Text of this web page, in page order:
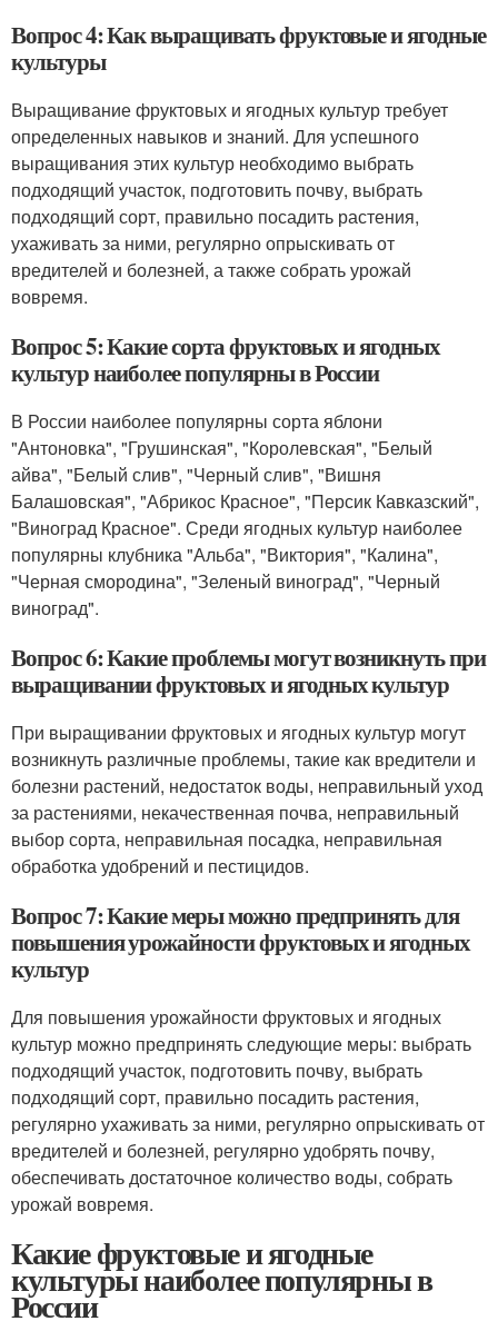
Вопрос 4: Как выращивать фруктовые и ягодные
культуры
Выращивание фруктовых и ягодных культур требует
определенных навыков и знаний. Для успешного
выращивания этих культур необходимо выбрать
подходящий участок, подготовить почву, выбрать
подходящий сорт, правильно посадить растения,
ухаживать за ними, регулярно опрыскивать от
вредителей и болезней, а также собрать урожай
вовремя.
Вопрос 5: Какие сорта фруктовых и ягодных
культур наиболее популярны в России
В России наиболее популярны сорта яблони
"Антоновка", "Грушинская", "Королевская", "Белый
айва", "Белый слив", "Черный слив", "Вишня
Балашовская", "Абрикос Красное", "Персик Кавказский",
"Виноград Красное". Среди ягодных культур наиболее
популярны клубника "Альба", "Виктория", "Калина",
"Черная смородина", "Зеленый виноград", "Черный
виноград".
Вопрос 6: Какие проблемы могут возникнуть при
выращивании фруктовых и ягодных культур
При выращивании фруктовых и ягодных культур могут
возникнуть различные проблемы, такие как вредители и
болезни растений, недостаток воды, неправильный уход
за растениями, некачественная почва, неправильный
выбор сорта, неправильная посадка, неправильная
обработка удобрений и пестицидов.
Вопрос 7: Какие меры можно предпринять для
повышения урожайности фруктовых и ягодных
культур
Для повышения урожайности фруктовых и ягодных
культур можно предпринять следующие меры: выбрать
подходящий участок, подготовить почву, выбрать
подходящий сорт, правильно посадить растения,
регулярно ухаживать за ними, регулярно опрыскивать от
вредителей и болезней, регулярно удобрять почву,
обеспечивать достаточное количество воды, собрать
урожай вовремя.
Какие фруктовые и ягодные
культуры наиболее популярны в
России